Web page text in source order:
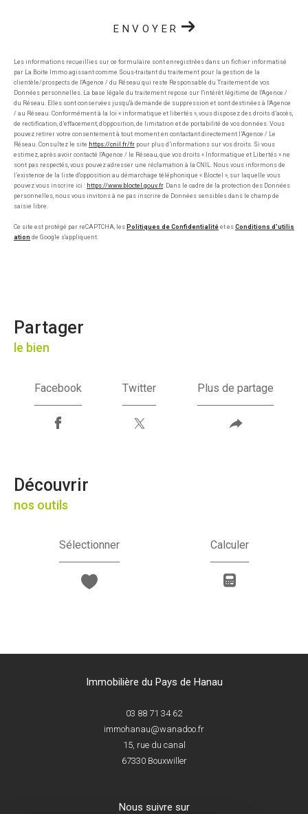
ENVOYER
Les informations recueillies sur ce formulaire sont enregistrées dans un fichier informatisé
par La Boite Immo agissant comme Sous-traitant du traitement pour la gestion de la
clientèle/prospects de l'Agence / du Réseau qui reste Responsable du Traitement de vos
Données personnelles. La base légale du traitement repose sur l'intérêt légitime de l'Agence /
du Réseau. Elles sont conservées jusqu'à demande de suppression et sont destinées à l'Agence
/ au Réseau. Conformément à la loi « informatique et libertés », vous disposez des droits d’accès,
de rectification, d’effacement, d’opposition, de limitation et de portabilité de vos données. Vous
pouvez retirer votre consentement à tout moment en contactant directement l’Agence / Le
Réseau. Consultez le site https://cnil.fr/fr pour plus d’informations sur vos droits. Si vous
estimez, après avoir contacté l'Agence / le Réseau, que vos droits « Informatique et Libertés » ne
sont pas respectés, vous pouvez adresser une réclamation à la CNIL. Nous vous informons de
l’existence de la liste d'opposition au démarchage téléphonique « Bloctel », sur laquelle vous
pouvez vous inscrire ici : https://www.bloctel.gouv.fr. Dans le cadre de la protection des Données
personnelles, nous vous invitons à ne pas inscrire de Données sensibles dans le champ de
saisie libre.
Ce site est protégé par reCAPTCHA, les Politiques de Confidentialité et es Conditions d'utilis
ation de Google s'appliquent.
partager
le bien
Facebook Twitter Plus de partage
découvrir
nos outils
Sélectionner Calculer
Immobilière du Pays de Hanau
03 88 71 34 62
immohanau@wanadoo.fr
15, rue du canal
67330
Bouxwiller
nous suivre sur